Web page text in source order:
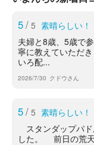
5/ 5 素晴らしい！
夫婦と8歳、5歳で
寧に教えていただ
いろ配...
2026/7/30 クドウさん
5/ 5 素晴らしい！
スタンダップパ
した。 前日の荒